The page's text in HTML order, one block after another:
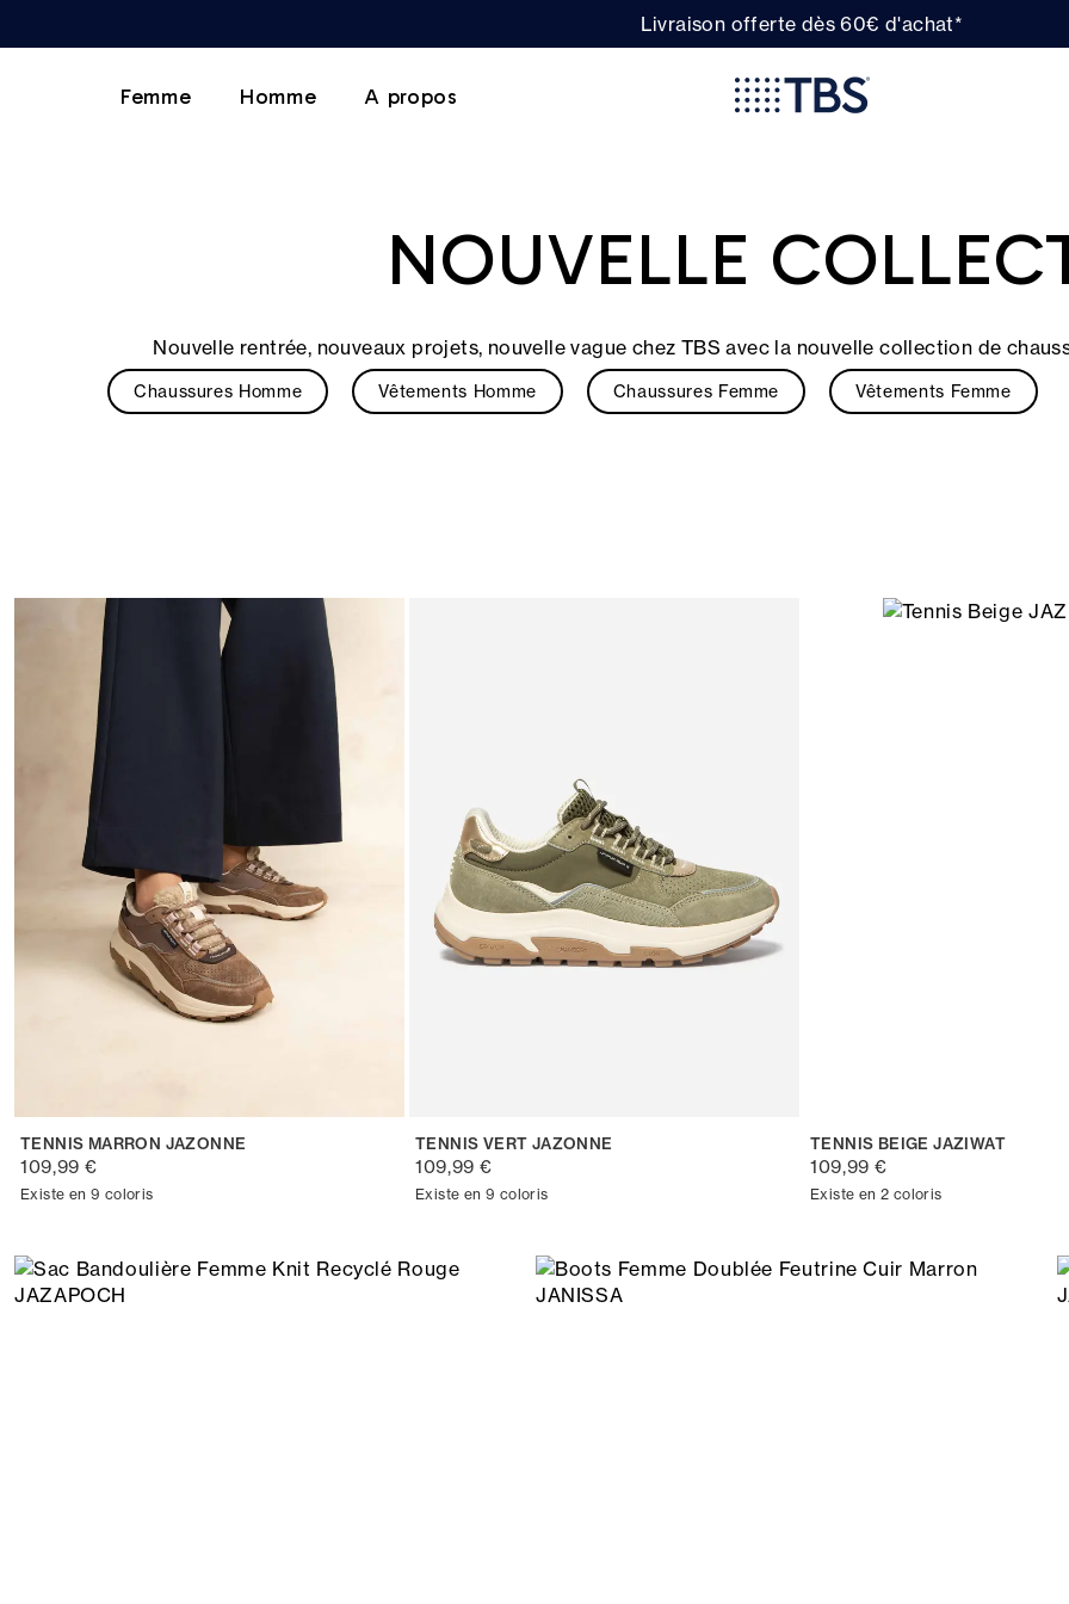
Livraison offerte dès 60€ d'achat*
Femme Homme A propos
NOUVELLE
Nouvelle rentrée, nouveaux projets, nouvelle vague chez TBS avec la nouvelle collection de
Chaussures Homme Vêtements Homme Chaussures Femme Vêtements Femme
TENNIS MARRON JAZONNE
109,99 €
Existe en 9 coloris
TENNIS VERT JAZONNE
109,99 €
Existe en 9 coloris
TENNIS BEIGE JAZIWAT
109,99 €
Existe en 2 coloris